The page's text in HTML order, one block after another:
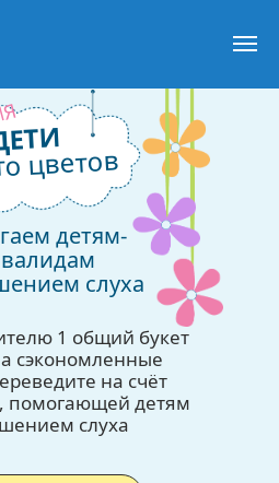
цветов
детям-
слуха
1 общий букет
а сэкономленные
на счёт
помогающей детям
слуха